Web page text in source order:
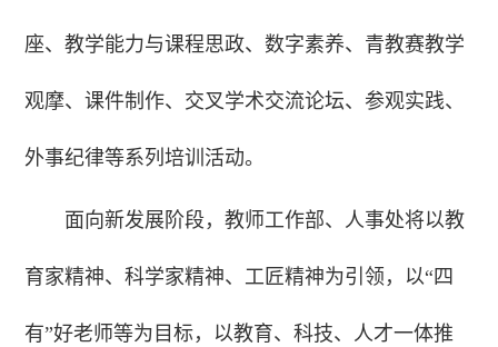
座、教学能力与课程思政、数字素养、青教赛教学
观摩、课件制作、交叉学术交流论坛、参观实践、
外事纪律等系列培训活动。
面向新发展阶段，教师工作部、人事处将以教
育家精神、科学家精神、工匠精神为引领，以“四
有”好老师等为目标，以教育、科技、人才一体推